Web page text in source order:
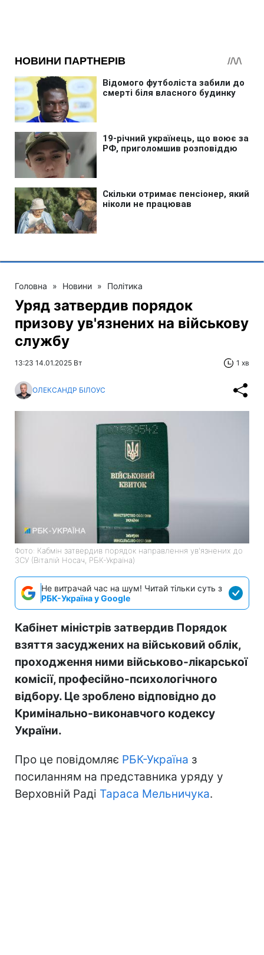
Головна » Новини » Політика
Уряд затвердив порядок
призову ув'язнених на військову
службу
13:23 14.01.2025 Вт 1 хв
ОЛЕКСАНДР БІЛОУС
Фото: Кабмін затвердив порядок направлення ув'язнених до
ЗСУ (Віталій Носач, РБК-Україна)
Не витрачай час на шум! Читай тільки суть з
РБК-Україна у Google
Кабінет міністрів затвердив Порядок
взяття засуджених на військовий облік,
проходження ними військово-лікарської
комісії, професійно-психологічного
відбору. Це зроблено відповідно до
Кримінально-виконавчого кодексу
України.
Про це повідомляє РБК-Україна з
посиланням на представника уряду у
Верховній Раді Тараса Мельничука.